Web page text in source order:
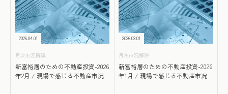
2026.04.01
月次市況解説
新富裕層のための不動産投資-2026
年2月 / 現場で感じる不動産市況
2026.03.01
月次市況解説
新富裕層のための不動産投資-2026
年1月 / 現場で感じる不動産市況